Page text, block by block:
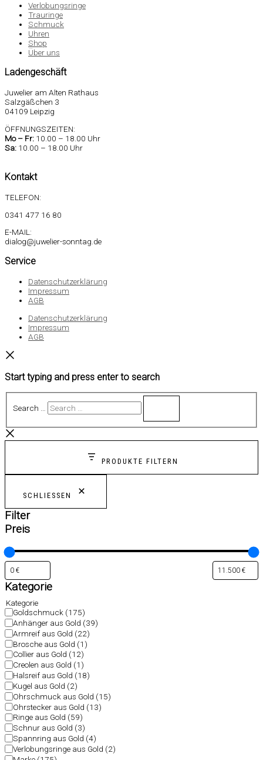
Verlobungsringe
Trauringe
Schmuck
Uhren
Shop
Über uns
Ladengeschäft
Juwelier am Alten Rathaus
Salzgäßchen 3
04109 Leipzig
ÖFFNUNGSZEITEN:
Mo – Fr: 10.00 – 18.00 Uhr
Sa: 10.00 – 18.00 Uhr
Kontakt
TELEFON:
0341 477 16 80
E-MAIL:
dialog@juwelier-sonntag.de
Service
Datenschutzerklärung
Impressum
AGB
Datenschutzerklärung
Impressum
AGB
Start typing and press enter to search
Search …
PRODUKTE FILTERN
SCHLIESSEN
Filter
Preis
Kategorie
Kategorie
Goldschmuck (175)
Anhänger aus Gold (39)
Armreif aus Gold (22)
Brosche aus Gold (1)
Collier aus Gold (12)
Creolen aus Gold (1)
Halsreif aus Gold (18)
Kugel aus Gold (2)
Ohrschmuck aus Gold (15)
Ohrstecker aus Gold (13)
Ringe aus Gold (59)
Schnur aus Gold (3)
Spannring aus Gold (4)
Verlobungsringe aus Gold (2)